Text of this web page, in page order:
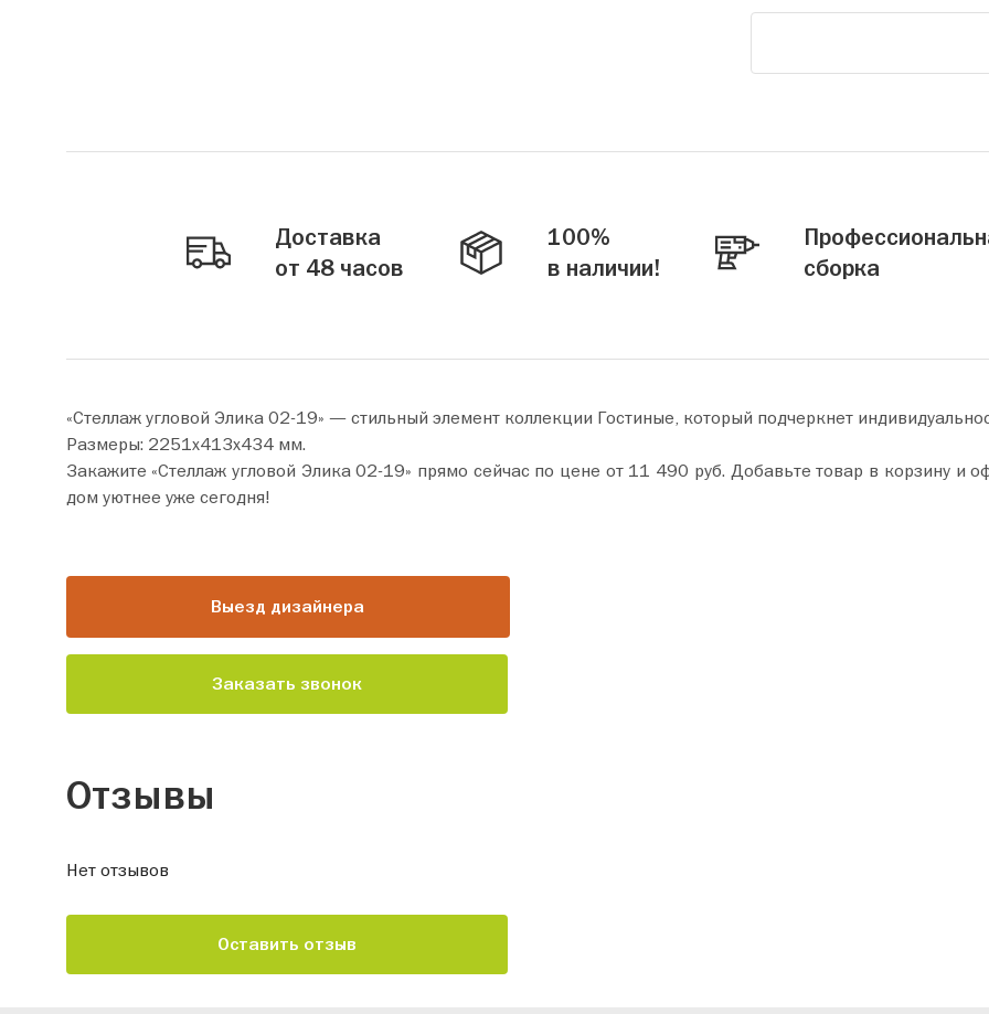
Доставка
от 48 часов
100%
в наличии!
сборка
«Стеллаж угловой Элика 02-19» — стильный элемент коллекции Гостиные, который подчеркнет
Размеры: 2251х413х434 мм.
Закажите «Стеллаж угловой Элика 02-19» прямо сейчас по цене от 11 490 руб. Добавьте товар в корзину и оформите покупку всего за пару минут. Сделайте ваш
дом уютнее уже сегодня!
Выезд дизайнера
Заказать звонок
Отзывы
Нет отзывов
Оставить отзыв